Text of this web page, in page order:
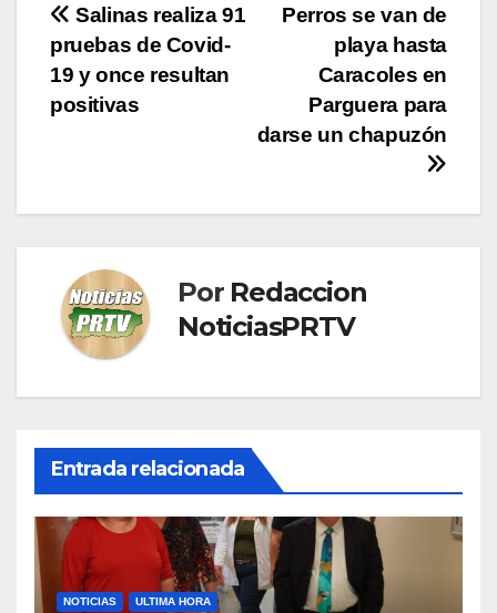
Navegación
de
entradas
Perros se van de
playa hasta
Caracoles en
Parguera para
darse un chapuzón
Salinas realiza 91
pruebas de Covid-
19 y once resultan
positivas
Por Redaccion
NoticiasPRTV
Entrada relacionada
NOTICIAS ULTIMA HORA